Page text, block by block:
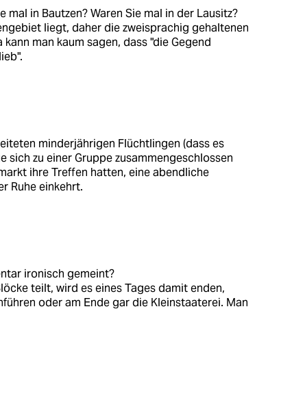
in Bautzen? Waren Sie mal in der Lausitz?
liegt, daher die zweisprachig gehaltenen
man kaum sagen, dass "die Gegend
minderjährigen Flüchtlingen (dass es
sich zu einer Gruppe zusammengeschlossen
ihre Treffen hatten, eine abendliche
Ruhe einkehrt.
ironisch gemeint?
teilt, wird es eines Tages damit enden,
oder am Ende gar die Kleinstaaterei. Man